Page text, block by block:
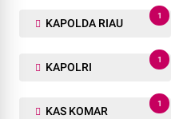
KAPOLDA RIAU
1
KAPOLRI
1
KAS KOMAR
1